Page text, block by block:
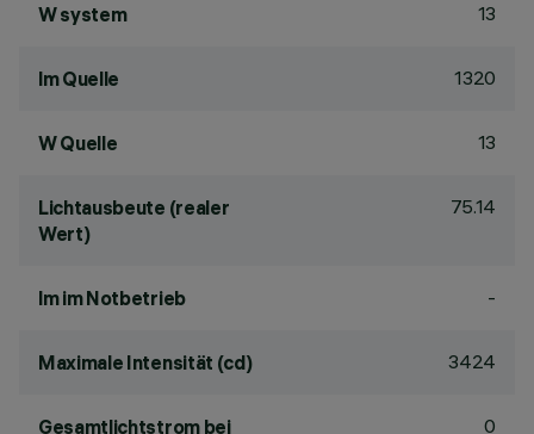
W system 13
lm Quelle 1320
W Quelle 13
Lichtausbeute (realer
Wert)
75.14
lm im Notbetrieb -
Maximale Intensität (cd) 3424
Gesamtlichtstrom bei 0